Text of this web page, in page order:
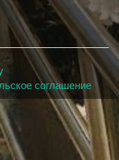
соглашение